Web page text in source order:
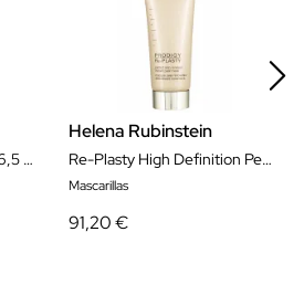
RE-PLASTY LIP SOAK 6,5 ML
Helena Rubinstein
Re-Plasty High Definition Peel Mascarilla 75 ml
Mascarillas
91,20 €